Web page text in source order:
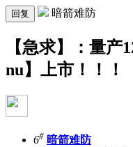
回复 暗箭难防
【急求】：量产
nu】上市！！！
6# 暗箭难防